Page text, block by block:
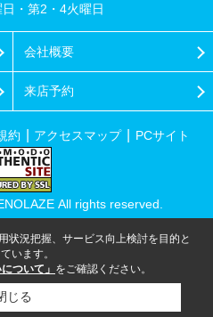
・第2・4火曜日
会社概要
来店予約
約 アクセスマップ PCサイト
All rights reserved.
状況把握、サービス向上検討を目的と
います。
ついて」 をご確認ください。
じる